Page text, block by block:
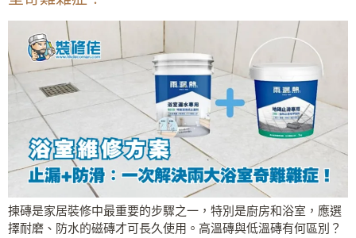
揀磚是家居裝修中最重要的步驟之一，特別是廚房和浴室，應選
擇耐磨、防水的磁磚才可長久使用。高溫磚與低溫磚有何區別？